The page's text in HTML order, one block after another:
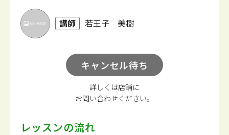
講師 若王子 美樹
キャンセル待ち
詳しくは店舗に
お問い合わせください。
レッスンの流れ